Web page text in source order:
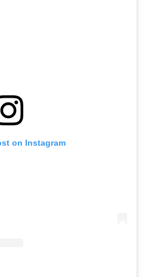
on Instagram